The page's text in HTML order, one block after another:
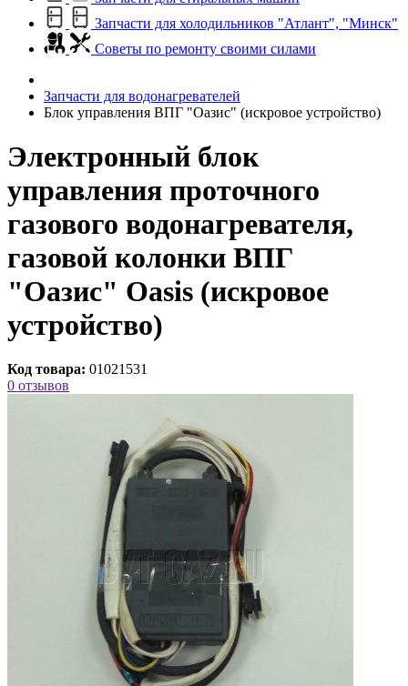
Запчасти для холодильников "Атлант", "Минск"
Советы по ремонту своими силами
Запчасти для водонагревателей
Блок управления ВПГ "Оазис" (искровое устройство)
Электронный блок
управления проточного
газового водонагревателя,
газовой колонки ВПГ
"Оазис" Oasis (искровое
устройство)
Код товара: 01021531
0 отзывов